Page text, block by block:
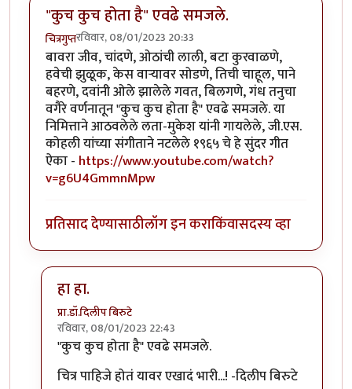
"कुच कुच होता है" एवढे समजले.
चित्रगुप्तरविवार, 08/01/2023 20:33
बावरा जीव, चांदणे, ओठांची लाली, बटा कुरवाळणे,
हवेची झुळूक, केस वार्‍यावर सोडणे, तिची चाहूल, पाने
बहरणे, दवांनी ओले झालेले गवत, बिलगणे, गंध तनुचा
वगैरे वर्णनातून "कुच कुच होता है" एवढे समजले. या
निमित्ताने आठवलेले लता-मुकेश यांनी गायलेले, जी.एस.
कोहली यांच्या संगीताने नटलेले १९६५ चे हे सुंदर गीत
ऐका - https://www.youtube.com/watch?
v=g6U4GmmnMpw
प्रतिसाद देण्यासाठीलॉग इन कराकिंवासदस्य व्हा
हा हा.
प्रा.डॉ.दिलीप बिरुटे
रविवार, 08/01/2023 22:43
In reply to"कुच कुच होता है" एवढे समजले.
"कुच कुच होता है" एवढे समजले.
चित्र पाहिजे होतं यावर एखादं भारी...! -दिलीप बिरुटे